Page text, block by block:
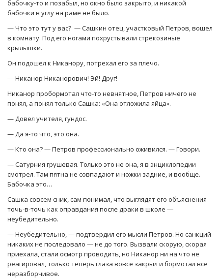
бабочку-то и позабыл, но окно было закрыто, и никакой
бабочки в углу на раме не было.
— Что это тут у вас? — Сашкин отец, участковый Петров, вошел
в комнату. Под его ногами похрустывали стрекозиные
крылышки.
Он подошел к Никанору, потрехал его за плечо.
— Никанор Никанорович! Эй! Друг!
Никанор пробормотал что-то невнятное, Петров ничего не
понял, а понял только Сашка: «Она отложила яйца».
— Довел учителя, гундос.
— Да я-то что, это она.
— Кто она? — Петров профессионально оживился. — Говори.
— Сатурния грушевая. Только это не она, я в энциклопедии
смотрел. Там пятна не совпадают и ножки задние, и вообще.
Бабочка это…
Сашка совсем сник, сам понимал, что выглядят его объяснения
точь-в-точь как оправдания после драки в школе —
неубедительно.
— Неубедительно, — подтвердил его мысли Петров. Но санкций
никаких не последовало — не до того. Вызвали скорую, скорая
приехала, стали осмотр проводить, но Никанор ни на что не
реагировал, только теперь глаза вовсе закрыл и бормотал все
неразборчивое.